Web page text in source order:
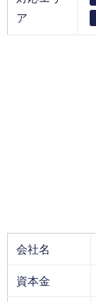
ア
会社名
資本金